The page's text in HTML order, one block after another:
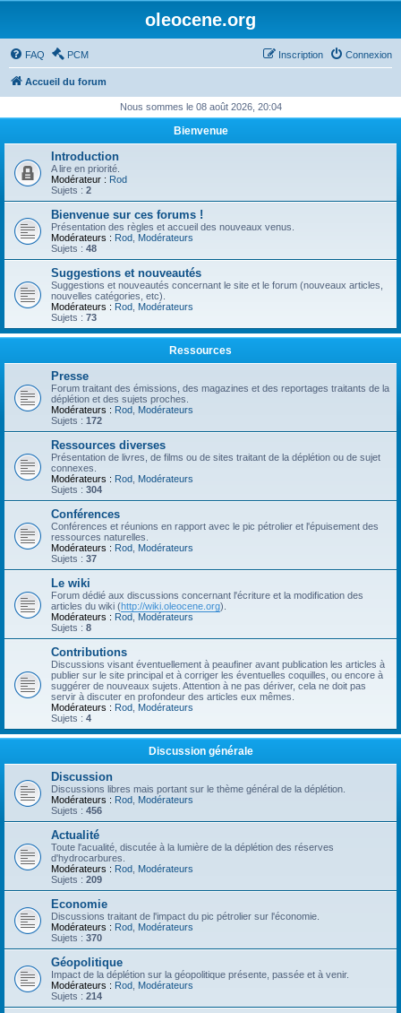
oleocene.org
FAQ PCM Connexion
Inscription
Accueil du forum
Nous sommes le 08 août 2026, 20:04
Bienvenue
Introduction
A lire en priorité.
Modérateur : Rod
Sujets : 2
Bienvenue sur ces forums !
Présentation des règles et accueil des nouveaux venus.
Modérateurs : Rod Modérateurs
Sujets : 48
Suggestions et nouveautés
Suggestions et nouveautés concernant le site et le forum (nouveaux articles,
nouvelles catégories, etc).
Modérateurs : Rod Modérateurs
Sujets : 73
Ressources
Presse
Forum traitant des émissions, des magazines et des reportages traitants de la
déplétion et des sujets proches.
Modérateurs : Rod Modérateurs
Sujets : 172
Ressources diverses
Présentation de livres, de films ou de sites traitant de la déplétion ou de sujet
connexes.
Modérateurs : Rod Modérateurs
Sujets : 304
Conférences
Conférences et réunions en rapport avec le pic pétrolier et l'épuisement des
ressources naturelles.
Modérateurs : Rod Modérateurs
Sujets : 37
Le wiki
Forum dédié aux discussions concernant l'écriture et la modification des
articles du wiki (http://wiki.oleocene.org).
Modérateurs : Rod Modérateurs
Sujets : 8
Contributions
Discussions visant éventuellement à peaufiner avant publication les articles à
publier sur le site principal et à corriger les éventuelles coquilles, ou encore à
suggérer de nouveaux sujets. Attention à ne pas dériver, cela ne doit pas
servir à discuter en profondeur des articles eux mêmes.
Modérateurs : Rod Modérateurs
Sujets : 4
Discussion générale
Discussion
Discussions libres mais portant sur le thème général de la déplétion.
Modérateurs : Rod Modérateurs
Sujets : 456
Actualité
Toute l'acualité, discutée à la lumière de la déplétion des réserves
d'hydrocarbures.
Modérateurs : Rod Modérateurs
Sujets : 209
Economie
Discussions traitant de l'impact du pic pétrolier sur l'économie.
Modérateurs : Rod Modérateurs
Sujets : 370
Géopolitique
Impact de la déplétion sur la géopolitique présente, passée et à venir.
Modérateurs : Rod Modérateurs
Sujets : 214